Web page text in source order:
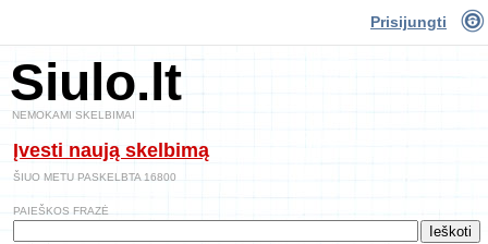
Prisijungti
Siulo.lt
NEMOKAMI SKELBIMAI
Įvesti naują skelbimą
ŠIUO METU PASKELBTA 16800
PAIEŠKOS FRAZĖ